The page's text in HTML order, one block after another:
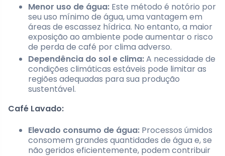
Menor uso de água: Este método é notório por
seu uso mínimo de água, uma vantagem em
áreas de escassez hídrica. No entanto, a maior
exposição ao ambiente pode aumentar o risco
de perda de café por clima adverso.
Dependência do sol e clima:A necessidade de
condições climáticas estáveis pode limitar as
regiões adequadas para sua produção
sustentável.
Café Lavado:
Elevado consumo de água: Processos úmidos
consomem grandes quantidades de água e, se
não geridos eficientemente, podem contribuir